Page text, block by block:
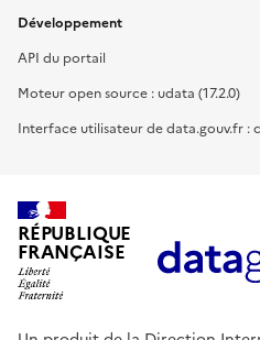
Développement
API du portail
Moteur open source : udata (17.2.0)
Interface utilisateur de data.gouv.fr :
RÉPUBLIQUE
FRANÇAISE